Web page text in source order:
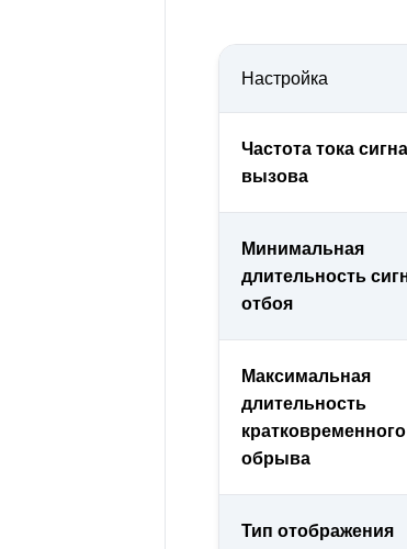
Настройка
Частота тока
вызова
Минимальная
длительность
отбоя
Максимальная
длительность
кратковременного
обрыва
Тип отображения